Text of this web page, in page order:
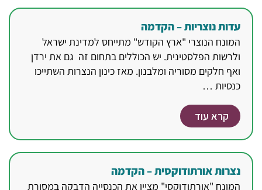
עדות נוצריות – הקדמה
המונח הנוצרי "ארץ הקודש" מתייחס למדינת ישראל
ולרשות הפלסטינית. יש הכוללים בתחום זה גם את ירדן
ואף חלקים מסוריה ומלבנון. מאז כינון הנצרות השתייכו
כנסיות …
קרא עוד
נצרות אורתודוקסית – הקדמה
המונח "אורתודוקסי" מציין את הכנסייה הדבקה במסורת